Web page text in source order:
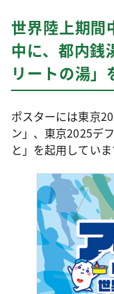
世界陸上期間
中に、都内銭
リートの湯」
ポスターには東京
ン」、東京2025デ
と」を起用していま